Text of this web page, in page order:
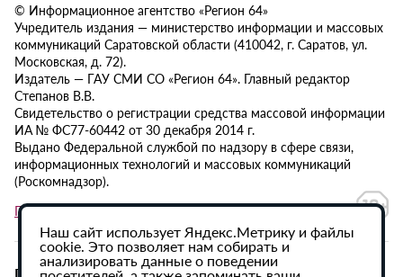
© Информационное агентство «Регион 64»
Учредитель издания — министерство информации и массовых
коммуникаций Саратовской области (410042, г. Саратов, ул.
Московская, д. 72).
Издатель — ГАУ СМИ СО «Регион 64». Главный редактор
Степанов В.В.
Свидетельство о регистрации средства массовой информации
ИА № ФС77-60442 от 30 декабря 2014 г.
Выдано Федеральной службой по надзору в сфере связи,
информационных технологий и массовых коммуникаций
(Роскомнадзор).
Политика в отношении обработки персональных данных
Наш сайт использует Яндекс.Метрику и файлы
cookie. Это позволяет нам собирать и
анализировать данные о поведении